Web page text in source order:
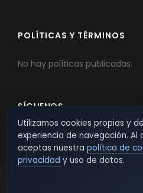
POLÍTICAS Y TÉRMINOS
No hay políticas publicadas.
SÍGUENOS
© 2026 TSW -
Utilizamos cookies propias y
experiencia de navegación. Al
aceptas nuestra política de
privacidad y uso de datos.